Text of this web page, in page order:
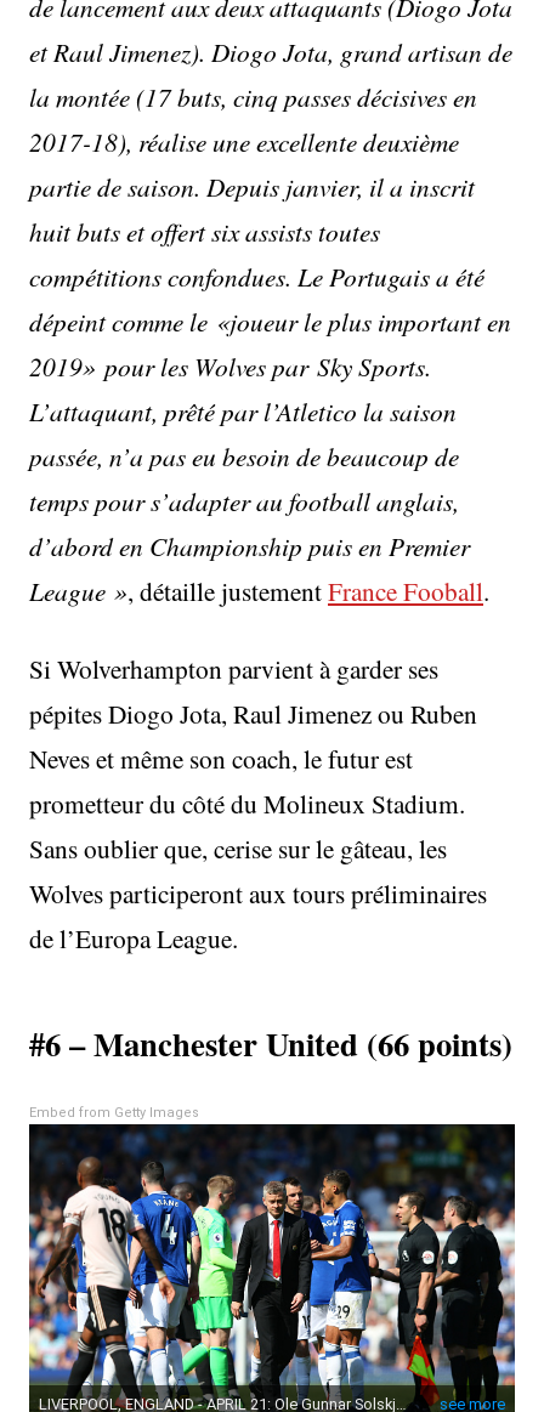
et Raul Jimenez). Diogo Jota, grand artisan de
la montée (17 buts, cinq passes décisives en
2017-18), réalise une excellente deuxième
partie de saison. Depuis janvier, il a inscrit
huit buts et offert six assists toutes
compétitions confondues. Le Portugais a été
dépeint comme le «joueur le plus important en
2019» pour les Wolves par Sky Sports.
L’attaquant, prêté par l’Atletico la saison
passée, n’a pas eu besoin de beaucoup de
temps pour s’adapter au football anglais,
d’abord en Championship puis en Premier
League », détaille justementFrance Fooball.
Si Wolverhampton parvient à garder ses
pépites Diogo Jota, Raul Jimenez ou Ruben
Neves et même son coach, le futur est
prometteur du côté du Molineux Stadium.
Sans oublier que, cerise sur le gâteau, les
Wolves participeront aux tours préliminaires
de l’Europa League.
#6 – Manchester United (66 points)
Embed from Getty Images